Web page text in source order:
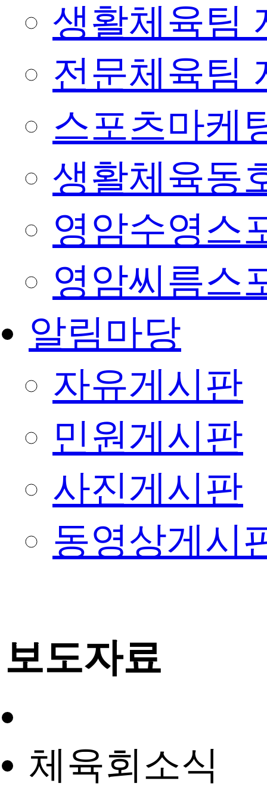
생활체육팀
전문체육팀
스포츠마케
생활체육동
영암수영스
영암씨름스
알림마당
자유게시판
민원게시판
사진게시판
동영상게시
보도자료
체육회소식